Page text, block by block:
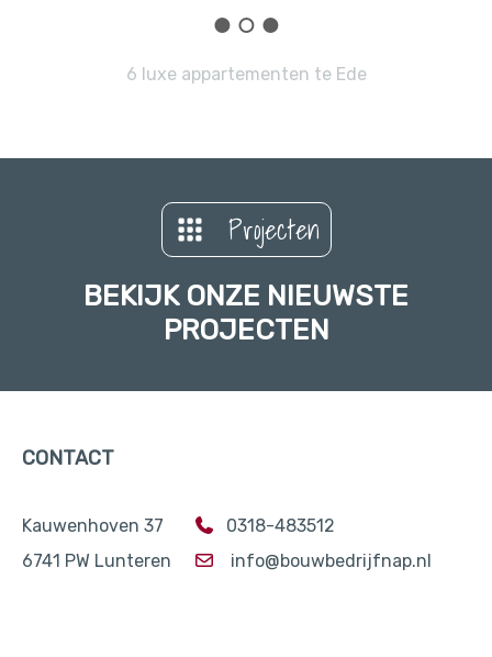
Projecten
BEKIJK ONZE NIEUWSTE
PROJECTEN
CONTACT
Kauwenhoven 37
6741 PW Lunteren
0318-483512
info@bouwbedrijfnap.nl